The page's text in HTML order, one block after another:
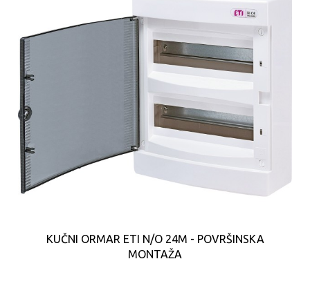
KUČNI ORMAR ETI N/O 24M - POVRŠINSKA
MONTAŽA